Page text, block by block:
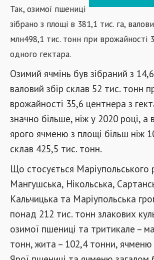
Так, озимої пшениці
зібрано з площі в 381,1 тис. га,
млн498,1 тис. тонн при врожайності
одного гектара.
Озимий ячмінь був зібраний з
валовий збір склав 52 тис. тонн
врожайності 35,6 центнера з
значно більше, ніж у 2020 році, а
ярого ячменю з площі більш ніж
склав 425,5 тис. тонн.
Що стосується Маріупольського
Мангушська, Нікольська,
Кальчицька та Маріупольська
понад 212 тис. тонн злакових
озимої пшениці та тритикале –
тонн, жита – 102,4 тонни, ячменю